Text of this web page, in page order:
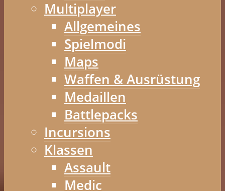
Multiplayer
Allgemeines
Spielmodi
Maps
Waffen & Ausrüstung
Medaillen
Battlepacks
Incursions
Klassen
Assault
Medic